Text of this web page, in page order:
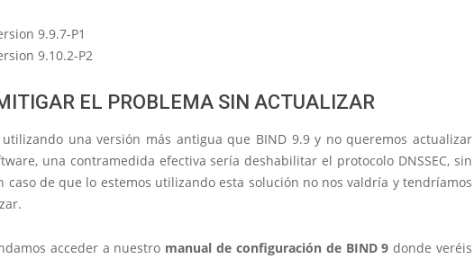
9.9.7-P1
9.10.2-P2
EL PROBLEMA SIN ACTUALIZAR
utilizando una versión más antigua que BIND 9.9 y no queremos actualizar
una contramedida efectiva sería deshabilitar el protocolo DNSSEC, sin
caso de que lo estemos utilizando esta solución no nos valdría y tendríamos
acceder a nuestro manual de configuración de BIND 9 donde veréis